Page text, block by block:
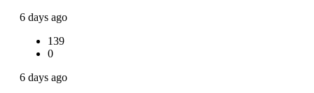
6 days ago
139
0
6 days ago